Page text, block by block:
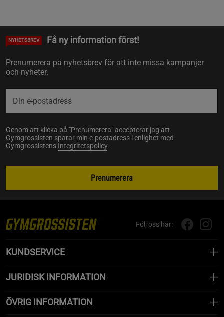
NYHETSBREV Få ny information först!
Prenumerera på nyhetsbrev för att inte missa kampanjer
och nyheter.
Genom att klicka på "Prenumerera" accepterar jag att
Gymgrossisten sparar min e-postadress i enlighet med
Gymgrossistens Integritetspolicy.
Prenumerera
Följ oss här:
KUNDSERVICE
JURIDISK INFORMATION
ÖVRIG INFORMATION